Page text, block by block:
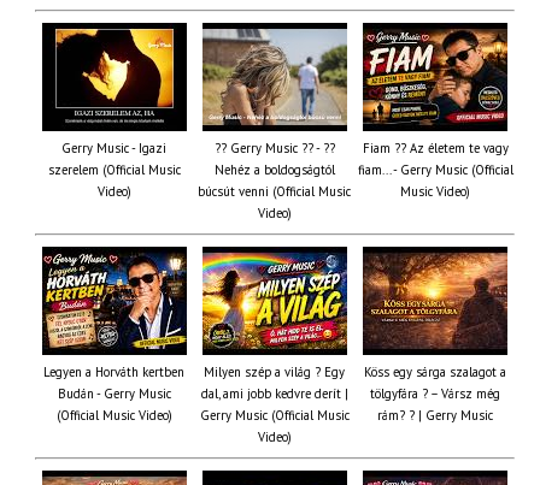
Gerry Music - Igazi
szerelem (Official Music
Video)
?? Gerry Music ?? - ??
Nehéz a boldogságtól
búcsút venni (Official Music
Video)
Fiam ?‍? Az életem te vagy
fiam... - Gerry Music (Official
Music Video)
Legyen a Horváth kertben
Budán - Gerry Music
(Official Music Video)
Milyen szép a világ ? Egy
dal, ami jobb kedvre derít |
Gerry Music (Official Music
Video)
Köss egy sárga szalagot a
tölgyfára ?️ – Vársz még
rám? ? | Gerry Music